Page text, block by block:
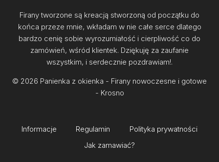
Firany tworzone są kreacją stworzoną od początku do
końca przeze mnie, wkładam w nie całe serce dlatego
bardzo cenię sobie wyrozumiałość i cierpliwość co do
zamówień, wśród klientek. Dziękuję za zaufanie
wszystkim, i serdecznie pozdrawiam!.
© 2026 Panienka z okienka - Firany nowoczesne i gotowe
- Krosno
Informacje Regulamin
Polityka prywatności
Jak zamawiać?